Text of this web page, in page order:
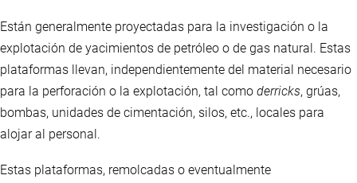
Están generalmente proyectadas para la investigación o la
explotación de yacimientos de petróleo o de gas natural. Estas
plataformas llevan, independientemente del material necesario
para la perforación o la explotación, tal como derricks, grúas,
bombas, unidades de cimentación, silos, etc., locales para
alojar al personal.
Estas plataformas, remolcadas o eventualmente